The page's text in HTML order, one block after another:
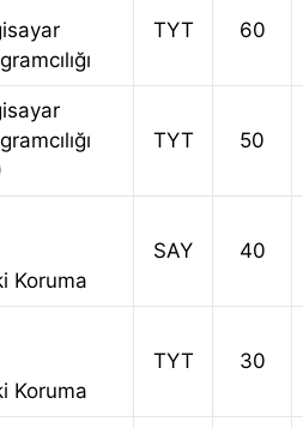
TYT 60
TYT 50
Koruma
SAY 40
Koruma
TYT 30